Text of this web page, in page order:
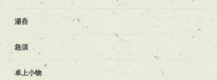
湯呑
急須
卓上小物